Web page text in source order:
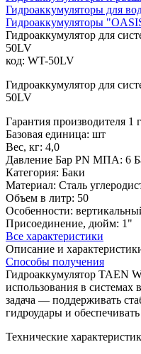
Гидроаккумуляторы для
Гидроаккумуляторы
Гидроаккумулятор для
50LV
код: WT-50LV
Гидроаккумулятор для
50LV
Гарантия производителя 1
Базовая единица: шт
Вес, кг: 4,0
Давление Бар PN МПА: 6
Категория: Баки
Материал: Сталь
Объем в литр: 50
Особенности:
Присоединение, дюйм: 1"
Все характеристики
Описание и
Способы получения
Гидроаккумулятор TAEN
использования в системах
задача — поддерживать
гидроудары и
Технические